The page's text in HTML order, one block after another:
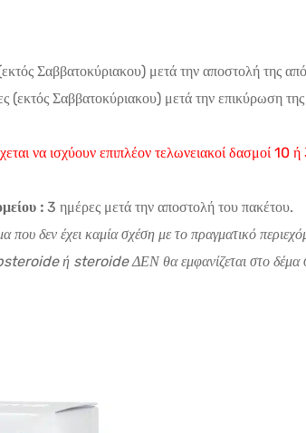
Σαββατοκύριακου) μετά την αποστολή της
(εκτός Σαββατοκύριακου) μετά την επικύρωση
να ισχύουν επιπλέον τελωνειακοί δασμοί 10
: 3 ημέρες μετά την αποστολή του πακέτου.
που δεν έχει καμία σχέση με το πραγματικό
ή steroide ΔΕΝ θα εμφανίζεται στο δέμα